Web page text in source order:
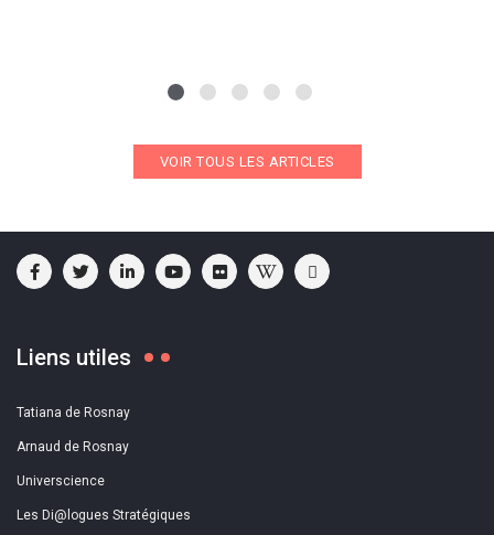
VOIR TOUS LES ARTICLES
Liens utiles
Tatiana de Rosnay
Arnaud de Rosnay
Universcience
Les Di@logues Stratégiques